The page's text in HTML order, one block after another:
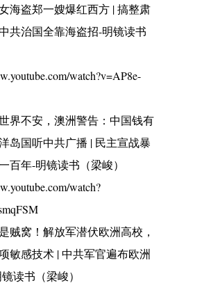
海盗郑一嫂爆红西方 | 搞整肃
共治国全靠海盗招-明镜读书
watch?v=AP8e-
界不安，澳洲警告：中国钱有
岛国听中共广播 | 民主宣战暴
百年-明镜读书（梁峻）
watch?
贼窝！解放军潜伏欧洲高校，
敏感技术 | 中共军官遍布欧洲
读书（梁峻）